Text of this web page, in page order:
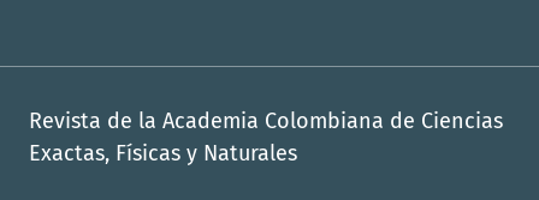
Revista de la Academia Colombiana de Ciencias
Exactas, Físicas y Naturales